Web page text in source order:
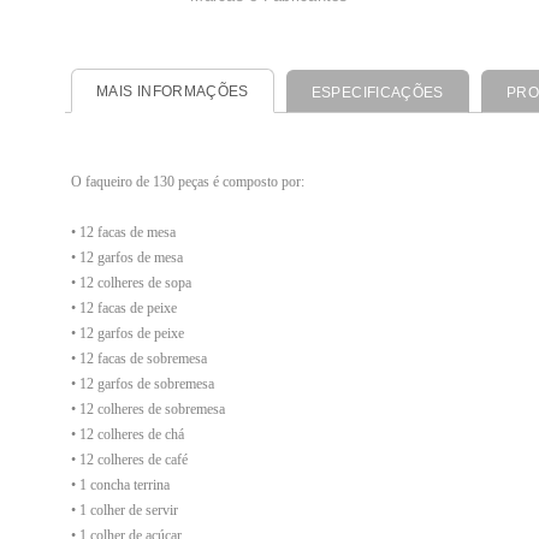
MAIS INFORMAÇÕES ESPECIFICAÇÕES
O faqueiro de 130 peças é composto por:
• 12 facas de mesa
• 12 garfos de mesa
• 12 colheres de sopa
• 12 facas de peixe
• 12 garfos de peixe
• 12 facas de sobremesa
• 12 garfos de sobremesa
• 12 colheres de sobremesa
• 12 colheres de chá
• 12 colheres de café
• 1 concha terrina
• 1 colher de servir
• 1 colher de açúcar